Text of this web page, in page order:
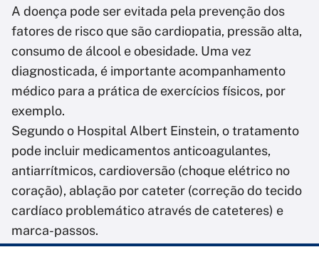
A doença pode ser evitada pela prevenção dos
fatores de risco que são cardiopatia, pressão alta,
consumo de álcool e obesidade. Uma vez
diagnosticada, é importante acompanhamento
médico para a prática de exercícios físicos, por
exemplo.
Segundo o Hospital Albert Einstein, o tratamento
pode incluir medicamentos anticoagulantes,
antiarrítmicos, cardioversão (choque elétrico no
coração), ablação por cateter (correção do tecido
cardíaco problemático através de cateteres) e
marca-passos.